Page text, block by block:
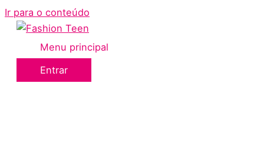
Ir para o conteúdo
Menu principal
Entrar